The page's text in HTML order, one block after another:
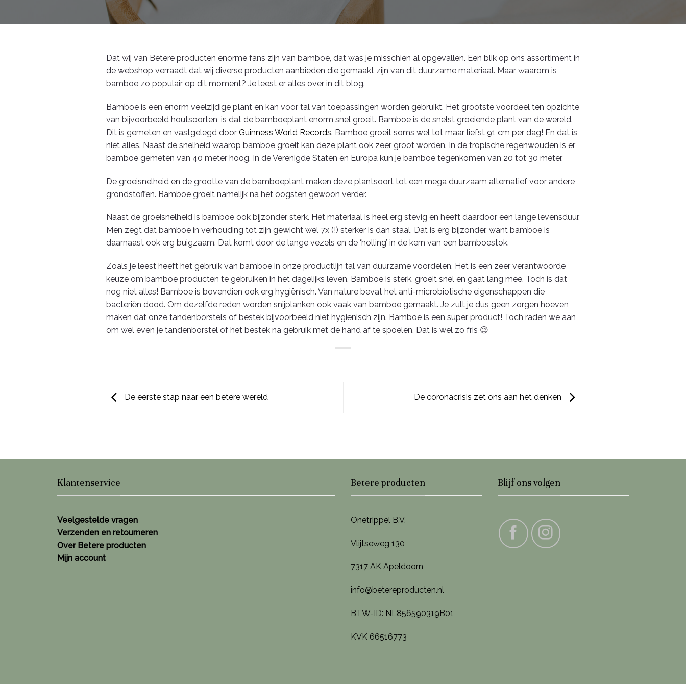
Dat wij van Betere producten enorme fans zijn van bamboe, dat was je misschien al opgevallen. Een blik op ons assortiment in
de webshop verraadt dat wij diverse producten aanbieden die gemaakt zijn van dit duurzame materiaal. Maar waarom is
bamboe zo populair op dit moment? Je leest er alles over in dit blog.
Bamboe is een enorm veelzijdige plant en kan voor tal van toepassingen worden gebruikt. Het grootste voordeel ten opzichte
van bijvoorbeeld houtsoorten, is dat de bamboeplant enorm snel groeit. Bamboe is de snelst groeiende plant van de wereld.
Dit is gemeten en vastgelegd door Guinness World Records. Bamboe groeit soms wel tot maar liefst 91 cm per dag! En dat is
niet alles. Naast de snelheid waarop bamboe groeit kan deze plant ook zeer groot worden. In de tropische regenwouden is er
bamboe gemeten van 40 meter hoog. In de Verenigde Staten en Europa kun je bamboe tegenkomen van 20 tot 30 meter.
De groeisnelheid en de grootte van de bamboeplant maken deze plantsoort tot een mega duurzaam alternatief voor andere
grondstoffen. Bamboe groeit namelijk na het oogsten gewoon verder.
Naast de groeisnelheid is bamboe ook bijzonder sterk. Het materiaal is heel erg stevig en heeft daardoor een lange levensduur.
Men zegt dat bamboe in verhouding tot zijn gewicht wel 7x (!) sterker is dan staal. Dat is erg bijzonder, want bamboe is
daarnaast ook erg buigzaam. Dat komt door de lange vezels en de ‘holling’ in de kern van een bamboestok.
Zoals je leest heeft het gebruik van bamboe in onze productlijn tal van duurzame voordelen. Het is een zeer verantwoorde
keuze om bamboe producten te gebruiken in het dagelijks leven. Bamboe is sterk, groeit snel en gaat lang mee. Toch is dat
nog niet alles! Bamboe is bovendien ook erg hygiënisch. Van nature bevat het anti-microbiotische eigenschappen die
bacteriën dood. Om dezelfde reden worden snijplanken ook vaak van bamboe gemaakt. Je zult je dus geen zorgen hoeven
maken dat onze tandenborstels of bestek bijvoorbeeld niet hygiënisch zijn. Bamboe is een super product! Toch raden we aan
om wel even je tandenborstel of het bestek na gebruik met de hand af te spoelen. Dat is wel zo fris 😉
De eerste stap naar een betere wereld De coronacrisis zet ons aan het denken
Klantenservice
Veelgestelde vragen
Verzenden en retourneren
Over Betere producten
Mijn account
Betere producten
Onetrippel B.V.
Vlijtseweg 130
7317 AK Apeldoorn
info@betereproducten.nl
BTW-ID: NL856590319B01
KVK 66516773
Blijf ons volgen